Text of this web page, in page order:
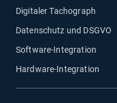
Digitaler Tachograph
Datenschutz und DSGVO
Software-Integration
Hardware-Integration